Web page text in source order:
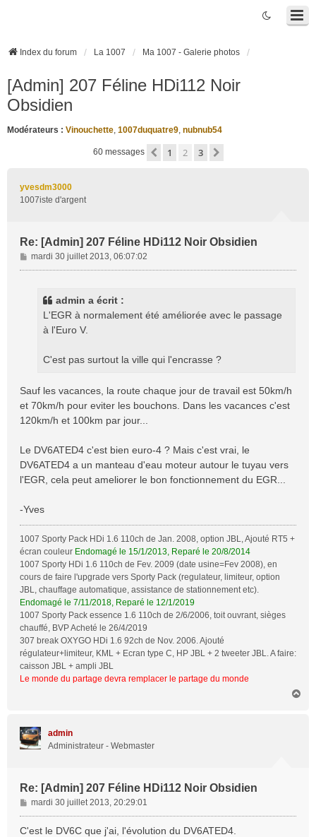
Index du forum La 1007 Ma 1007 - Galerie photos
[Admin] 207 Féline HDi112 Noir
Obsidien
Modérateurs : Vinouchette, 1007duquatre9, nubnub54
60 messages Précédente
1 2 3
yvesdm3000
1007iste d'argent
Re: [Admin] 207 Féline HDi112 Noir Obsidien
M
e
mardi 30 juillet 2013, 06:07:02
admin a écrit :
L'EGR à normalement été améliorée avec le passage
à l'Euro V.
C'est pas surtout la ville qui l'encrasse ?
Sauf les vacances, la route chaque jour de travail est 50km/h
et 70km/h pour eviter les bouchons. Dans les vacances c'est
120km/h et 100km par jour...
Le DV6ATED4 c'est bien euro-4 ? Mais c'est vrai, le
DV6ATED4 a un manteau d'eau moteur autour le tuyau vers
l'EGR, cela peut ameliorer le bon fonctionnement du EGR...
-Yves
1007 Sporty Pack HDi 1.6 110ch de Jan. 2008, option JBL, Ajouté RT5 +
écran couleur Endomagé le 15/1/2013, Reparé le 20/8/2014
1007 Sporty HDi 1.6 110ch de Fev. 2009 (date usine=Fev 2008), en
cours de faire l'upgrade vers Sporty Pack (regulateur, limiteur, option
JBL, chauffage automatique, assistance de stationnement etc).
Endomagé le 7/11/2018, Reparé le 12/1/2019
1007 Sporty Pack essence 1.6 110ch de 2/6/2006, toit ouvrant, sièges
chauffé, BVP Acheté le 26/4/2019
307 break OXYGO HDi 1.6 92ch de Nov. 2006. Ajouté
régulateur+limiteur, KML + Ecran type C, HP JBL + 2 tweeter JBL. A faire:
caisson JBL + ampli JBL
Le monde du partage devra remplacer le partage du monde
admin
Administrateur - Webmaster
Re: [Admin] 207 Féline HDi112 Noir Obsidien
M
e
s
mardi 30 juillet 2013, 20:29:01
C'est le DV6C que j'ai, l'évolution du DV6ATED4.